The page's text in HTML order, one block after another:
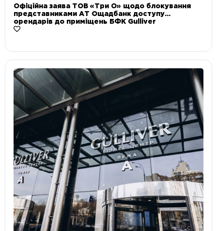
Офіційна заява ТОВ «Три О» щодо блокування
представниками АТ Ощадбанк доступу
орендарів до приміщень БФК Gulliver